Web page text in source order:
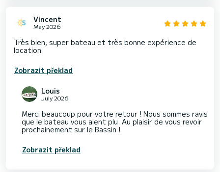
Vincent
May 2026
Très bien, super bateau et très bonne expérience de
location
Zobrazit překlad
Louis
July 2026
Merci beaucoup pour votre retour ! Nous sommes ravis
que le bateau vous aient plu. Au plaisir de vous revoir
prochainement sur le Bassin !
Zobrazit překlad